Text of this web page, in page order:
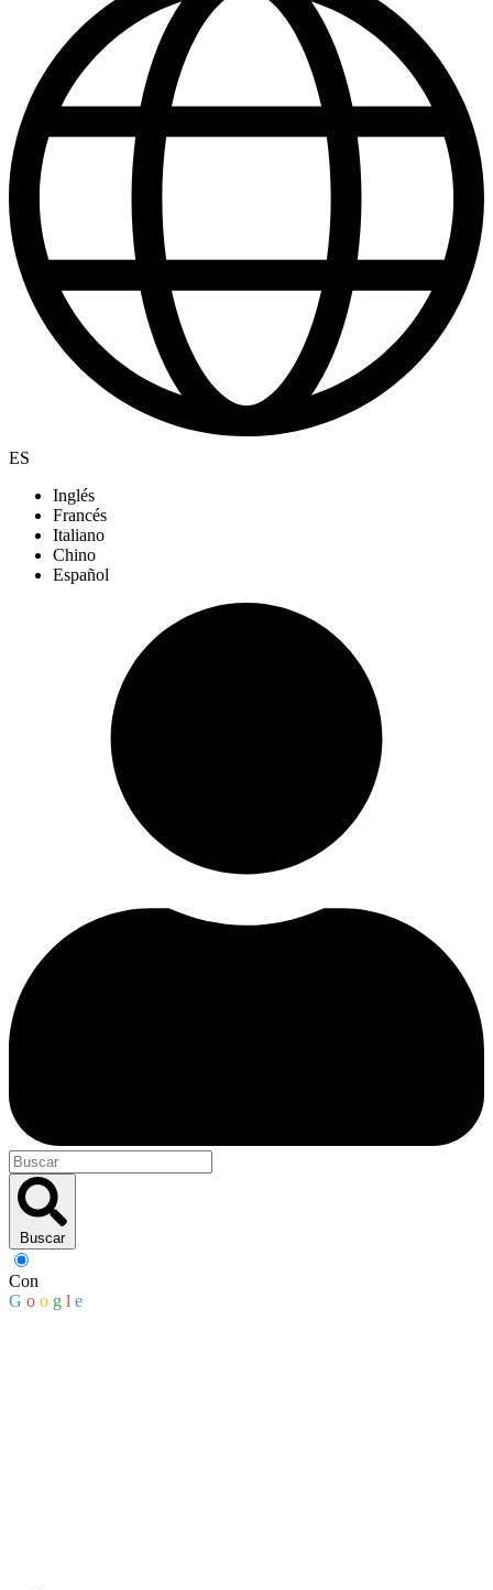
ES
Inglés
Francés
Italiano
Chino
Español
Buscar
Con
G o o g l e